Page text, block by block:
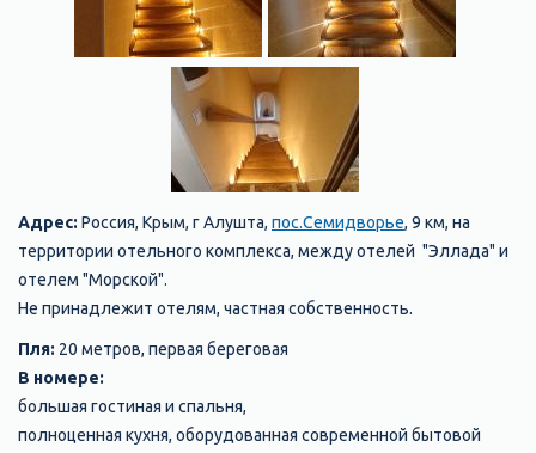
Адрес: Россия, Крым, г Алушта, пос.Семидворье, 9 км, на
территории отельного комплекса, между отелей "Эллада" и
отелем "Морской".
Не принадлежит отелям, частная собственность.
Пля: 20 метров, первая береговая
В номере:
большая гостиная и спальня,
полноценная кухня, оборудованная современной бытовой